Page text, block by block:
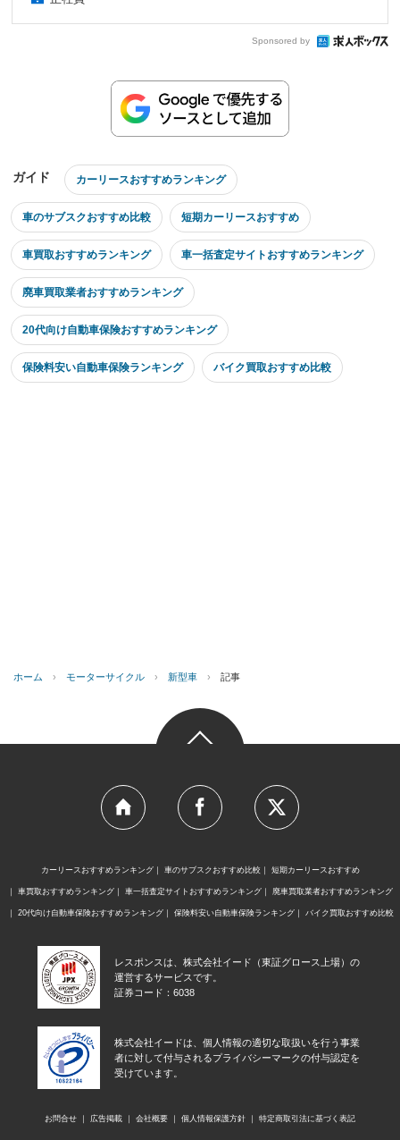
Sponsored by
ガイド カーリースおすすめランキング
車のサブスクおすすめ比較 短期カーリースおすすめ
車買取おすすめランキング 車一括査定サイトおすすめランキング
廃車買取業者おすすめランキング
20代向け自動車保険おすすめランキング
保険料安い自動車保険ランキング バイク買取おすすめ比較
ホーム › モーターサイクル › 新型車 › 記事
カーリースおすすめランキング 車のサブスクおすすめ比較 短期カーリースおすすめ
車買取おすすめランキング 車一括査定サイトおすすめランキング 廃車買取業者おすすめランキング
20代向け自動車保険おすすめランキング 保険料安い自動車保険ランキング バイク買取おすすめ比較
レスポンスは、株式会社イード（東証グロース上場）の
運営するサービスです。
証券コード：6038
株式会社イードは、個人情報の適切な取扱いを行う事業
者に対して付与されるプライバシーマークの付与認定を
受けています。
お問合せ 広告掲載 会社概要 個人情報保護方針 特定商取引法に基づく表記